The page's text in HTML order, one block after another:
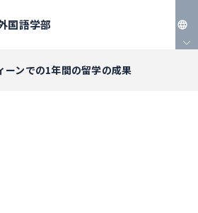
国語学部
ーンでの1年間の留学の成果